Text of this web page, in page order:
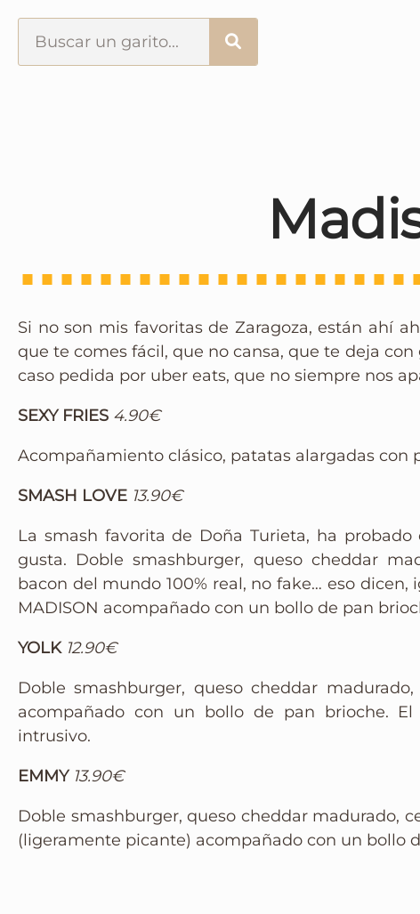
Últimas visitas
Todos los garitos
Se me apetece…
Por el mundo
Contactar
Instagram
Si no son mis favoritas de Zaragoza, están ahí
que te comes fácil, que no cansa, que te deja
caso pedida por uber eats, que no siempre nos
SEXY FRIES 4.90€
Acompañamiento clásico, patatas alargadas con
SMASH LOVE 13.90€
La smash favorita de Doña Turieta, ha
gusta. Doble smashburger, queso cheddar
bacon del mundo 100% real, no fake… eso
MADISON acompañado con un bollo de pan
YOLK12.90€
Doble smashburger, queso cheddar
acompañado con un bollo de pan brioche.
intrusivo.
EMMY 13.90€
Doble smashburger, queso cheddar madurado,
(ligeramente picante) acompañado con un bollo